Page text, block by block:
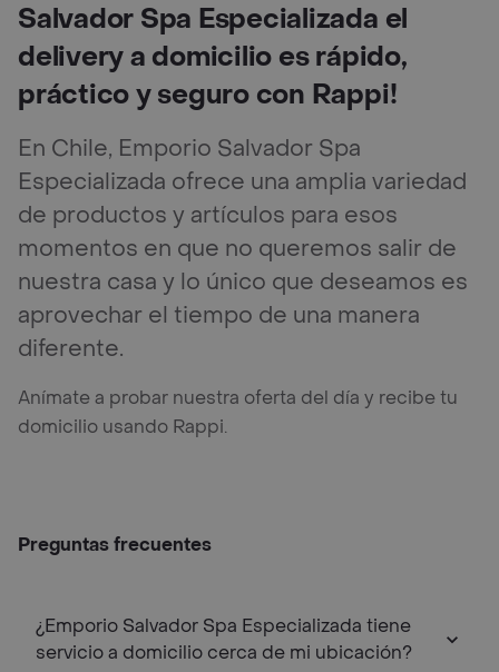
Salvador Spa Especializada el
delivery a domicilio es rápido,
práctico y seguro con Rappi!
En Chile, Emporio Salvador Spa
Especializada ofrece una amplia variedad
de productos y artículos para esos
momentos en que no queremos salir de
nuestra casa y lo único que deseamos es
aprovechar el tiempo de una manera
diferente.
Anímate a probar nuestra oferta del día y recibe tu
domicilio usando Rappi.
Preguntas frecuentes
¿Emporio Salvador Spa Especializada tiene
servicio a domicilio cerca de mi ubicación?